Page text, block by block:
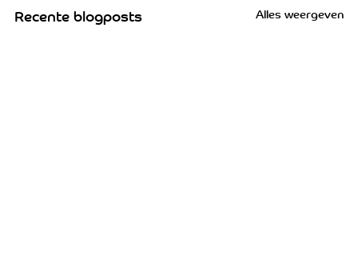
Recente blogposts Alles weergeven